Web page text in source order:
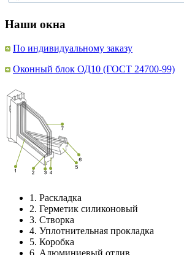
Наши окна
По индивидуальному заказу
Оконный блок ОД10 (ГОСТ 24700-99)
1. Раскладка
2. Герметик силиконовый
3. Створка
4. Уплотнительная прокладка
5. Коробка
6. Алюминиевый отлив